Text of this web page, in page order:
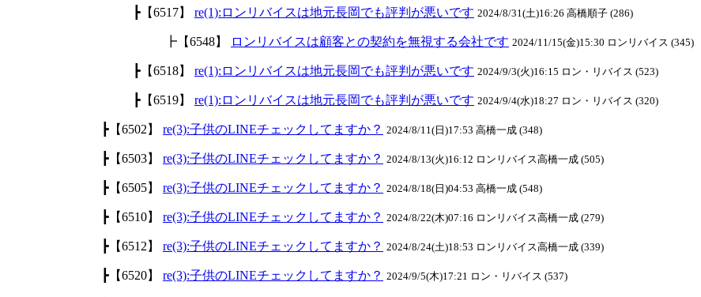
┣【6517】 re(1):ロンリバイスは地元長岡でも評判が悪いです 2024/8/31(土)16:26 高橋順子 (286)
┣【6548】 ロンリバイスは顧客との契約を無視する会社です 2024/11/15(金)15:30 ロンリバイス (345)
┣【6518】 re(1):ロンリバイスは地元長岡でも評判が悪いです 2024/9/3(火)16:15 ロン・リバイス (523)
┣【6519】 re(1):ロンリバイスは地元長岡でも評判が悪いです 2024/9/4(水)18:27 ロン・リバイス (320)
┣【6502】 re(3):子供のLINEチェックしてますか？ 2024/8/11(日)17:53 高橋一成 (348)
┣【6503】 re(3):子供のLINEチェックしてますか？ 2024/8/13(火)16:12 ロンリバイス高橋一成 (505)
┣【6505】 re(3):子供のLINEチェックしてますか？ 2024/8/18(日)04:53 高橋一成 (548)
┣【6510】 re(3):子供のLINEチェックしてますか？ 2024/8/22(木)07:16 ロンリバイス高橋一成 (279)
┣【6512】 re(3):子供のLINEチェックしてますか？ 2024/8/24(土)18:53 ロンリバイス高橋一成 (339)
┣【6520】 re(3):子供のLINEチェックしてますか？ 2024/9/5(木)17:21 ロン・リバイス (537)